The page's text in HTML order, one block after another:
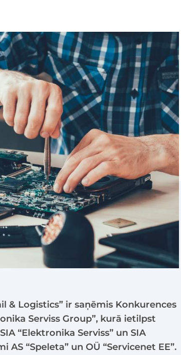
& Logistics” ir saņēmis Konkurences
Serviss Group”, kurā ietilpst
“Elektronika Serviss” un SIA
“Speleta” un OÜ “Servicenet EE”.